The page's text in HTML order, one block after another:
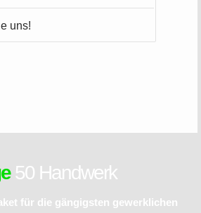
uns!
50 Handwerk
für die gängigsten gewerklichen